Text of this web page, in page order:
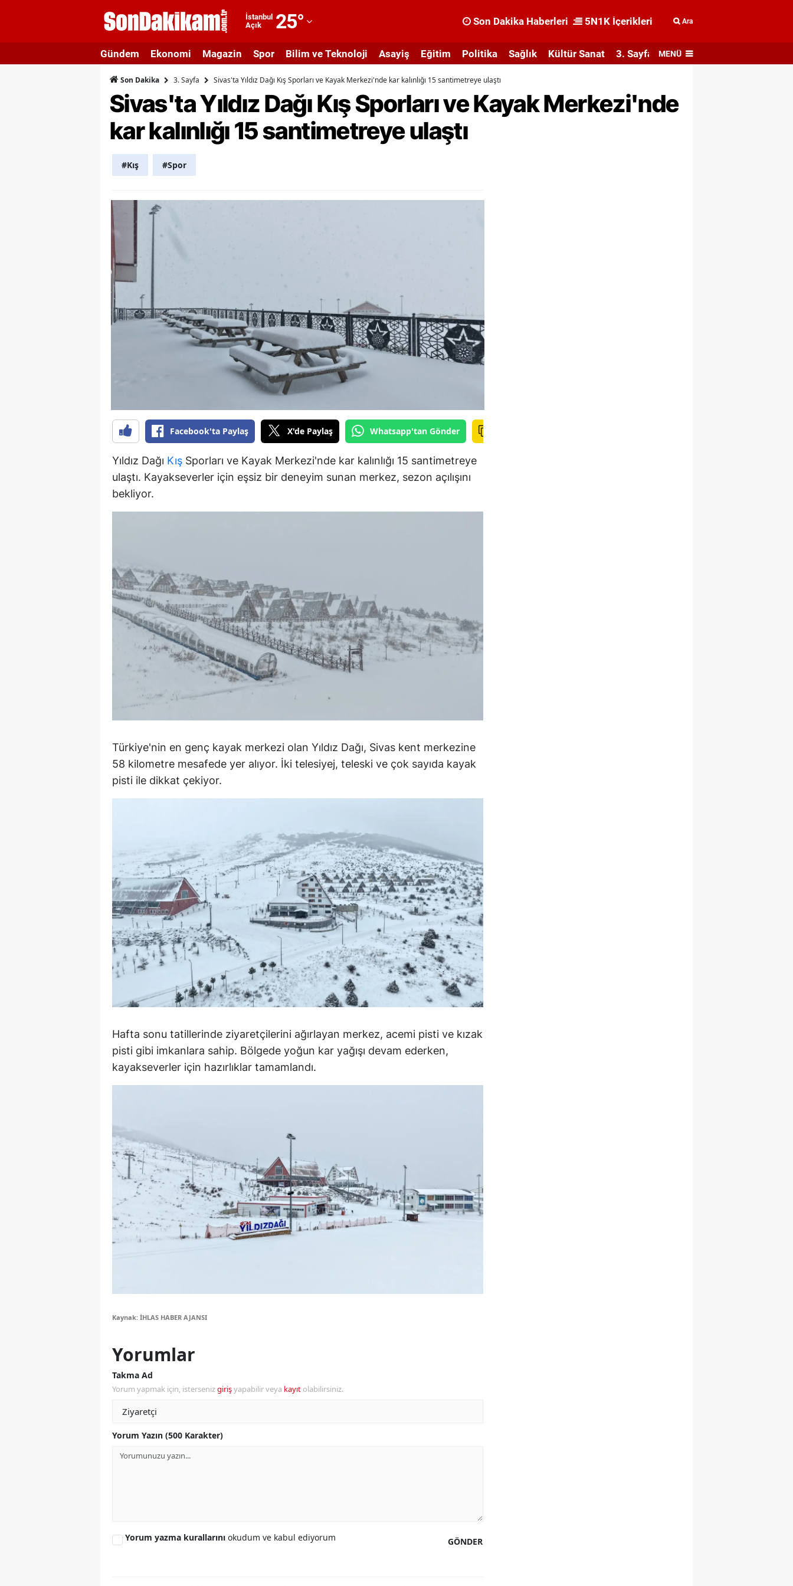
İstanbul
Açık
25°
Adıyaman
Afyonkarahisar
Ağrı
Amasya
Bitlis
Bolu
Burdur
Bursa
Çanakkale
Çankırı
Çorum
Erzincan
Erzurum
Eskişehir
Gaziantep
Giresun
Hatay
İstanbul
İzmir
Kars
Kastamonu
Kayseri
Kırklareli
Kırşehir
Kocaeli
Konya
Kütahya
Malatya
Muğla
Muş
Nevşehir
Rize
Sinop
Şanlıurfa
Son Dakika Haberleri 5N1K İçerikleri Ara
Gündem Ekonomi Magazin Spor Bilim ve Teknoloji Asayiş Eğitim Politika Sağlık Kültür Sanat 3. Sayfa MENÜ
Son Dakika 3. Sayfa Sivas'ta Yıldız Dağı Kış Sporları ve Kayak Merkezi'nde kar kalınlığı 15 santimetreye ulaştı
Sivas'ta Yıldız Dağı Kış Sporları ve Kayak Merkezi'nde
kar kalınlığı 15 santimetreye ulaştı
#Kış #Spor
Facebook'ta Paylaş X'de Paylaş Whatsapp'tan Gönder
Yıldız Dağı Kış Sporları ve Kayak Merkezi'nde kar kalınlığı 15 santimetreye
ulaştı. Kayakseverler için eşsiz bir deneyim sunan merkez, sezon açılışını
bekliyor.
Türkiye'nin en genç kayak merkezi olan Yıldız Dağı, Sivas kent merkezine
58 kilometre mesafede yer alıyor. İki telesiyej, teleski ve çok sayıda kayak
pisti ile dikkat çekiyor.
Hafta sonu tatillerinde ziyaretçilerini ağırlayan merkez, acemi pisti ve kızak
pisti gibi imkanlara sahip. Bölgede yoğun kar yağışı devam ederken,
kayakseverler için hazırlıklar tamamlandı.
Kaynak: İHLAS HABER AJANSI
Yorumlar
Takma Ad
Yorum yapmak için, istersenizgirişyapabilir veya kayıt olabilirsiniz.
Yorum Yazın (500 Karakter)
GÖNDER
Yorum yazma kurallarını okudum ve kabul ediyorum